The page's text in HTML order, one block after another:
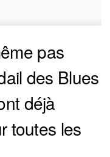
pas
des Blues
déjà
toutes les